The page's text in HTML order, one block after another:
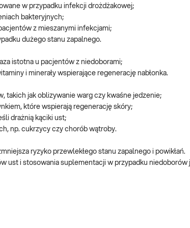
w przypadku infekcji drożdżakowej;
bakteryjnych;
z mieszanymi infekcjami;
dużego stanu zapalnego.
istotna u pacjentów z niedoborami;
i minerały wspierające regenerację nabłonka.
takich jak oblizywanie warg czy kwaśne jedzenie;
które wspierają regenerację skóry;
drażnią kąciki ust;
np. cukrzycy czy chorób wątroby.
ryzyko przewlekłego stanu zapalnego i powikłań.
ust i stosowania suplementacji w przypadku niedoborów